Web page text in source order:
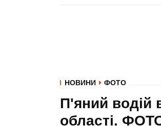
НОВИНИ ФОТО
П'яний водій
області.